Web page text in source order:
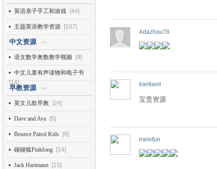
英语亲子手工和游戏 [44]
主题英语教学资源 [107]
中文资源 >>
语文数学奥数教学视频 [9]
中文儿童有声读物和电子书
[14]
早教资源 >>
英文儿歌早教 [24]
Dave and Ava [5]
Bounce Patrol Kids [9]
碰碰狐Pinkfong [14]
Jack Hartmann [15]
Adazhou78
tiantianli
宝贵资源
melefun